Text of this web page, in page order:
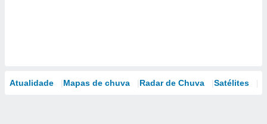
Atualidade Mapas de chuva Radar de Chuva Satélites